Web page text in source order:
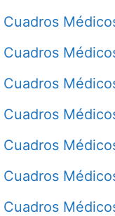
Cuadros
Cuadros
Cuadros
Cuadros
Cuadros
Cuadros
Cuadros